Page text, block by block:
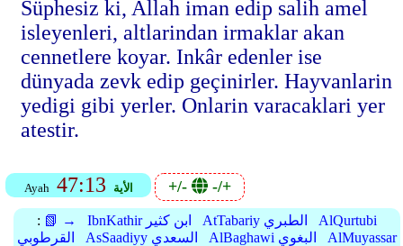
Süphesiz ki, Allah iman edip salih amel
isleyenleri, altlarindan irmaklar akan
cennetlere koyar. Inkâr edenler ise
dünyada zevk edip geçinirler. Hayvanlarin
yedigi gibi yerler. Onlarin varacaklari yer
atestir.
Ayah 47:13 الأية +/- -/+
: 📗 → IbnKathir ابن كثير AtTabariy الطبري
AlQurtubi
القرطوبي
AsSaadiyy السعدي AlBaghawi البغوي
AlMuyassar